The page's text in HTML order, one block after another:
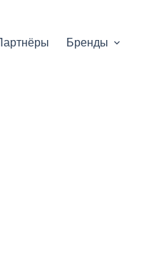
Бренды